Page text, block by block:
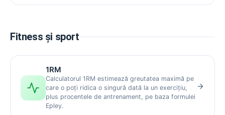
Fitness și sport
1RM
Calculatorul 1RM estimează greutatea maximă pe
care o poți ridica o singură dată la un exercițiu,
plus procentele de antrenament, pe baza formulei
Epley.